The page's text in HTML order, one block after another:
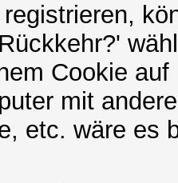
Cookie
mit
etc. wäre es